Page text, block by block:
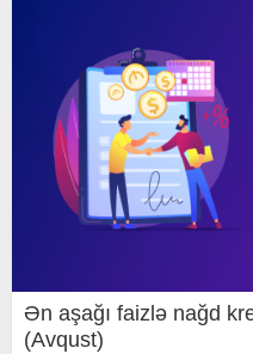
Ən aşağı faizlə nağd
(Avqust)